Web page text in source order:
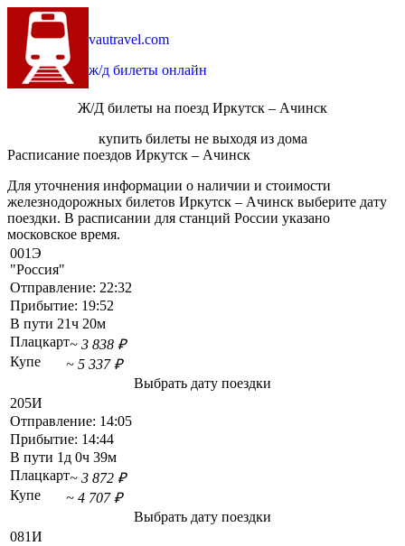
vautravel.com
ж/д билеты онлайн
Ж/Д билеты на поезд Иркутск – Ачинск
купить билеты не выходя из дома
Расписание поездов Иркутск – Ачинск
Для уточнения информации о наличии и стоимости
железнодорожных билетов Иркутск – Ачинск выберите дату
поездки. В расписании для станций России указано
московское время.
001Э
"Россия"
Отправление: 22:32
Прибытие: 19:52
В пути 21ч 20м
Плацкарт~ 3 838 ₽
Купе
~ 5 337 ₽
Выбрать дату поездки
205И
Отправление: 14:05
Прибытие: 14:44
В пути 1д 0ч 39м
Плацкарт~ 3 872 ₽
Купе
~ 4 707 ₽
Выбрать дату поездки
081И